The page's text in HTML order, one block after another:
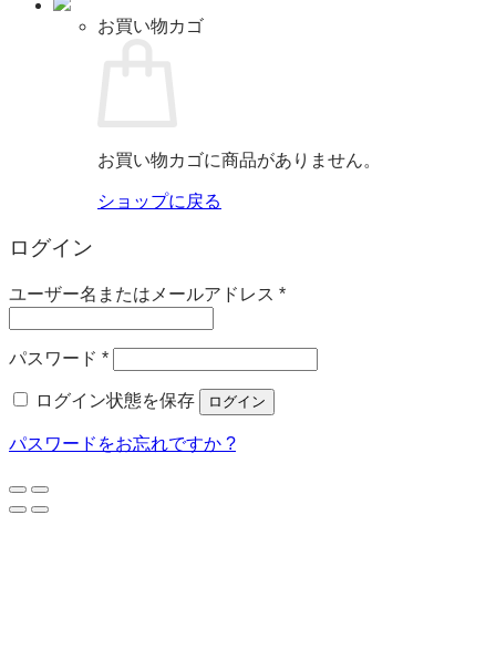
お買い物カゴ
お買い物カゴに商品がありません。
ショップに戻る
ログイン
ユーザー名またはメールアドレス *必
パスワード *必
ログイン状態を保存
ログイン
パスワードをお忘れですか ?